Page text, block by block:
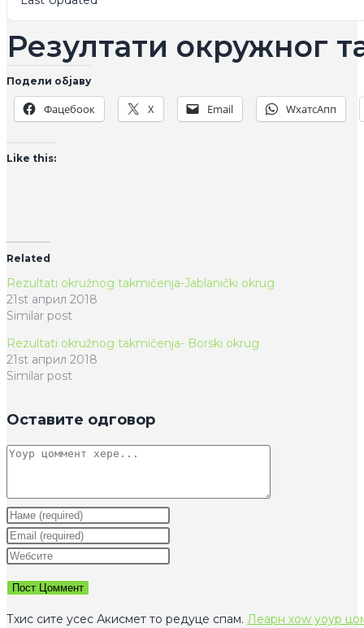
Резултати окружног
Подели објаву
Фацебоок X Email WхатсАпп
Like this:
Related
Rezultati okružnog takmičenja-Jablanički okrug
21st април 2018
Similar post
Rezultati okružnog takmičenja- Borski okrug
21st април 2018
Similar post
Оставите одговор
Цоммент
Ентер
yоур
наме
усернаме
то
Ентер
yоур
аддресс
то
Ентер
wебсите
УРЛ
Тхис сите усес Акисмет то редуце спам. Леарн хоw yоур